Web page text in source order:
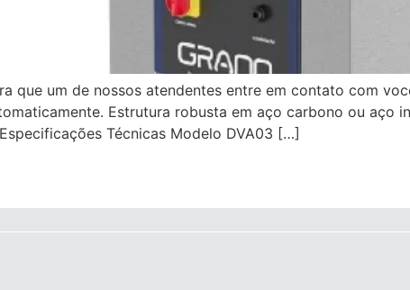
que um de nossos atendentes entre em contato com
Estrutura robusta em aço carbono ou aço
Técnicas Modelo DVA03 […]